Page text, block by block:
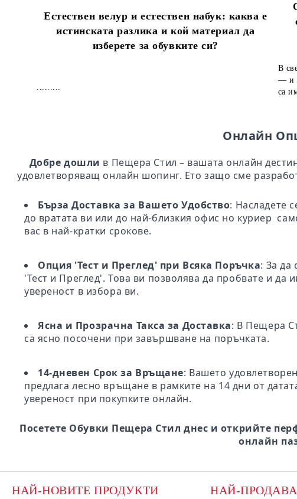
Естествен велур и естествен набук: каква е
истинската разлика и кой материал да
изберете за обувките си?
.........
В
— и
са
Онлайн
Добре дошли в Пещера Стил – вашата онлайн
удовлетворяващ онлайн шопинг. Ето защо сме
Бърза Доставка за Вашето Удобство: Насладете
до вратата ви или до най-близкия офис но куриер
вас в най-кратки срокове.
Опция 'Тест и Преглед' при Всяка Поръчка: За да
'Тест и Преглед'. Това ви позволява да пробвате и
увереност в избора ви.
Ясна и Прозрачна Такса за Доставка: В Пещера
са ясно посочени при завършване на поръчката.
14-дневен Срок за Връщане: Вашето
предлага лесно връщане в рамките на 14 дни от
увереност при покупките онлайн.
Посетете Обувки Пещера Стил днес и открийте
онлайн
НАЙ-НОВИТЕ ПРОДУКТИ НАЙ-